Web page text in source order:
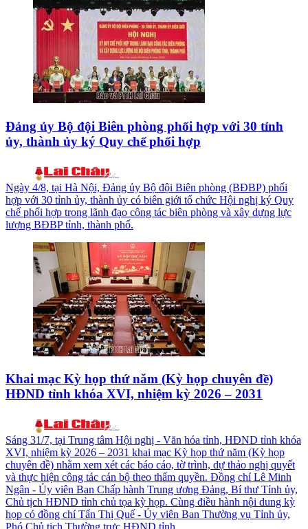
Đảng ủy Bộ đội Biên phòng phối hợp với 30 tỉnh
ủy, thành ủy ký Quy chế phối hợp
Ngày 4/8, tại Hà Nội, Đảng ủy Bộ đội Biên phòng (BĐBP) phối
hợp với 30 tỉnh ủy, thành ủy có biên giới tổ chức Hội nghị ký Quy
chế phối hợp trong lãnh đạo công tác biên phòng và xây dựng lực
lượng BĐBP tỉnh, thành phố.
Khai mạc Kỳ họp thứ năm (Kỳ họp chuyên đề)
HĐND tỉnh khóa XVI, nhiệm kỳ 2026 – 2031
Sáng 31/7, tại Trung tâm Hội nghị - Văn hóa tỉnh, HĐND tỉnh khóa
XVI, nhiệm kỳ 2026 – 2031 khai mạc Kỳ họp thứ năm (Kỳ họp
chuyên đề) nhằm xem xét các báo cáo, tờ trình, dự thảo nghị quyết
và thực hiện công tác cán bộ theo thẩm quyền. Đồng chí Lê Minh
Ngân - Ủy viên Ban Chấp hành Trung ương Đảng, Bí thư Tỉnh ủy,
Chủ tịch HĐND tỉnh chủ tọa kỳ họp. Cùng điều hành nội dung kỳ
họp có đồng chí Tẩn Thị Quế - Ủy viên Ban Thường vụ Tỉnh ủy,
Phó Chủ tịch Thường trực HĐND tỉnh.